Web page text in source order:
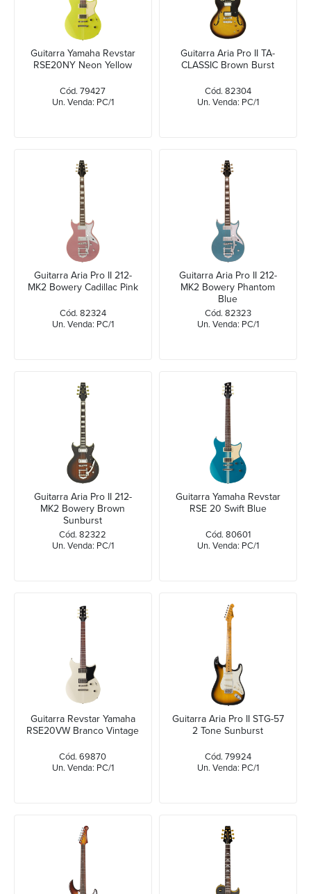
Guitarra Yamaha Revstar
RSE20NY Neon Yellow
Cód. 79427
Un. Venda: PC/1
Guitarra Aria Pro II TA-
CLASSIC Brown Burst
Cód. 82304
Un. Venda: PC/1
Guitarra Aria Pro II 212-
MK2 Bowery Cadillac Pink
Cód. 82324
Un. Venda: PC/1
Guitarra Aria Pro II 212-
MK2 Bowery Phantom
Blue
Cód. 82323
Un. Venda: PC/1
Guitarra Aria Pro II 212-
MK2 Bowery Brown
Sunburst
Cód. 82322
Un. Venda: PC/1
Guitarra Yamaha Revstar
RSE 20 Swift Blue
Cód. 80601
Un. Venda: PC/1
Guitarra Revstar Yamaha
RSE20VW Branco Vintage
Cód. 69870
Un. Venda: PC/1
Guitarra Aria Pro II STG-57
2 Tone Sunburst
Cód. 79924
Un. Venda: PC/1